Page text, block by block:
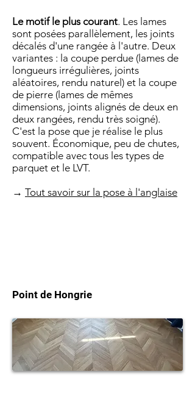
Le motif le plus courant. Les lames
sont posées parallèlement, les joints
décalés d'une rangée à l'autre. Deux
variantes : la coupe perdue (lames de
longueurs irrégulières, joints
aléatoires, rendu naturel) et la coupe
de pierre (lames de mêmes
dimensions, joints alignés de deux en
deux rangées, rendu très soigné).
C'est la pose que je réalise le plus
souvent. Économique, peu de chutes,
compatible avec tous les types de
parquet et le LVT.
→ Tout savoir sur la pose à l'anglaise
Point de Hongrie